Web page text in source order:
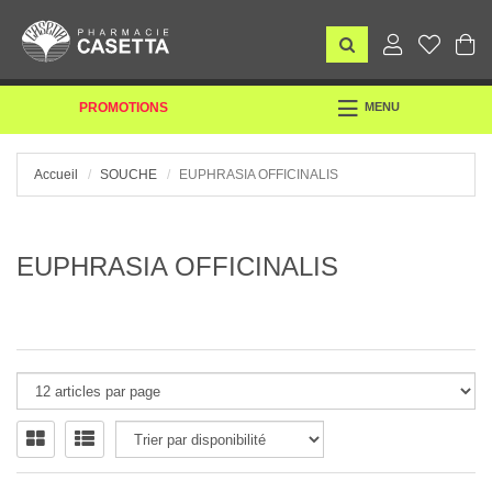
PROMOTIONS
TOGGLE
MENU
Accueil SOUCHE EUPHRASIA OFFICINALIS
EUPHRASIA OFFICINALIS